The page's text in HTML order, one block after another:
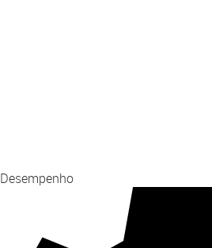
Desempenho